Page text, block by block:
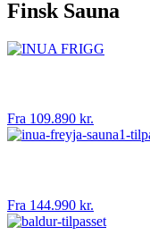
Finsk Sauna
Fra 109.890 kr.
Fra 144.990 kr.